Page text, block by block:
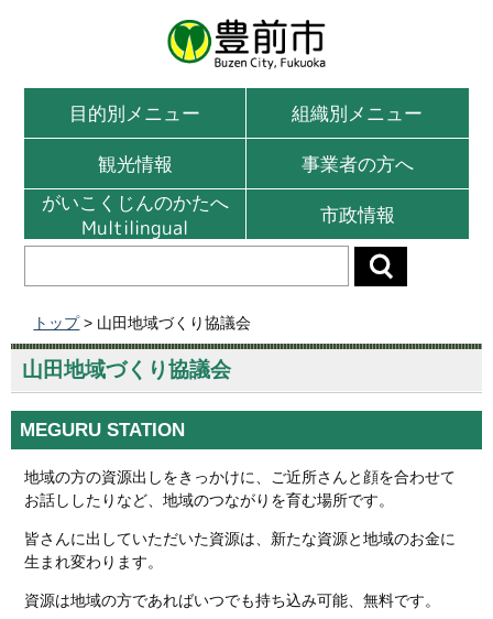
目的別メニュー
組織別メニュー
観光情報
事業者の方へ
がいこくじんのかたへ
Multilingual
市政情報
トップ > 山田地域づくり協議会
山田地域づくり協議会
MEGURU STATION
地域の方の資源出しをきっかけに、ご近所さんと顔を合わせて
お話ししたりなど、地域のつながりを育む場所です。
皆さんに出していただいた資源は、新たな資源と地域のお金に
生まれ変わります。
資源は地域の方であればいつでも持ち込み可能、無料です。